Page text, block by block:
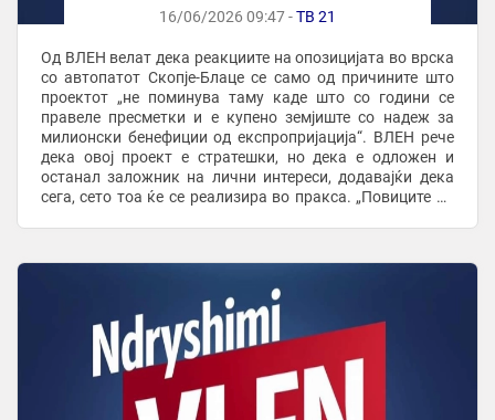
16/06/2026 09:47 -ТВ 21
Од ВЛЕН велат дека реакциите на опозицијата во врска
со автопатот Скопјe-Блаце се само од причините што
проектот „не поминува таму каде што со години се
правеле пресметки и е купено земјиште со надеж за
милионски бенефиции од експропријација“. ВЛЕН рече
дека овој проект е стратешки, но дека е одложен и
останал заложник на лични интереси, додавајќи дека
сега, сето тоа ќе се реализира во пракса. „Повиците на